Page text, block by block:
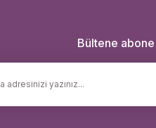
Bültene